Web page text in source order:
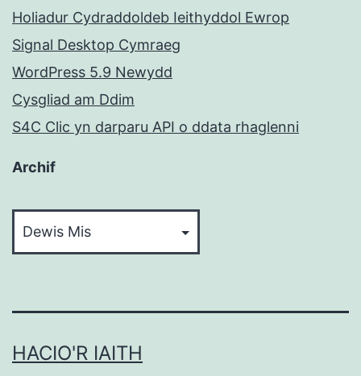
Holiadur Cydraddoldeb Ieithyddol Ewrop
Signal Desktop Cymraeg
WordPress 5.9 Newydd
Cysgliad am Ddim
S4C Clic yn darparu API o ddata rhaglenni
Archif
HACIO'R IAITH